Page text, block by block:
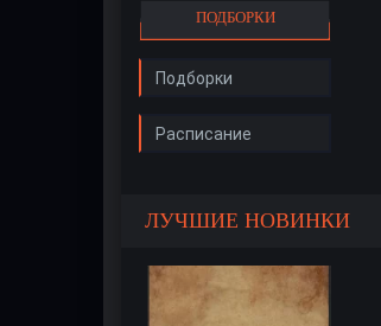
ПОДБОРКИ
Подборки
Расписание
ЛУЧШИЕ НОВИНКИ